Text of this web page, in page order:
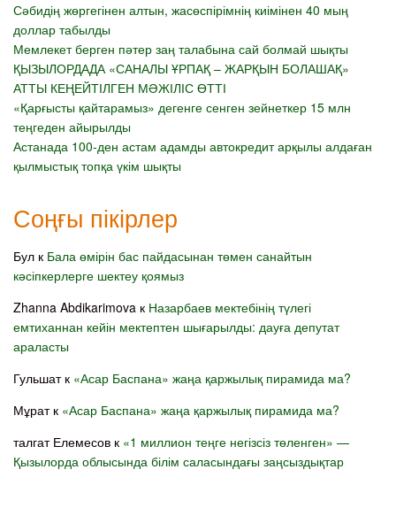
Сәбидің жөргегінен алтын, жасөспірімнің киімінен 40 мың
доллар табылды
Мемлекет берген пәтер заң талабына сай болмай шықты
ҚЫЗЫЛОРДАДА «САНАЛЫ ҰРПАҚ – ЖАРҚЫН БОЛАШАҚ»
АТТЫ КЕҢЕЙТІЛГЕН МӘЖІЛІС ӨТТІ
«Қарғысты қайтарамыз» дегенге сенген зейнеткер 15 млн
теңгеден айырылды
Астанада 100-ден астам адамды автокредит арқылы алдаған
қылмыстық топқа үкім шықты
Соңғы пікірлер
Бул к Бала өмірін бас пайдасынан төмен санайтын
кәсіпкерлерге шектеу қоямыз
Zhanna Abdikarimova к Назарбаев мектебінің түлегі
емтиханнан кейін мектептен шығарылды: дауға депутат
араласты
Гульшатк «Асар Баспана» жаңа қаржылық пирамида ма?
Мұратк «Асар Баспана» жаңа қаржылық пирамида ма?
талгат Елемесов к «1 миллион теңге негізсіз төленген» —
Қызылорда облысында білім саласындағы заңсыздықтар